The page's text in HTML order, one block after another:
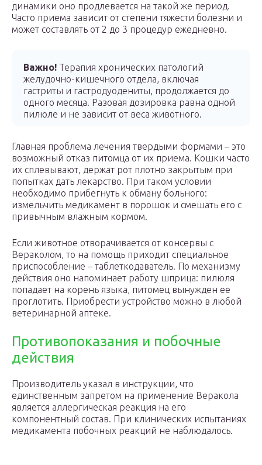
динамики оно продлевается на такой же период.
Часто приема зависит от степени тяжести болезни и
может составлять от 2 до 3 процедур ежедневно.
Важно! Терапия хронических патологий
желудочно-кишечного отдела, включая
гастриты и гастродуодениты, продолжается до
одного месяца. Разовая дозировка равна одной
пилюле и не зависит от веса животного.
Главная проблема лечения твердыми формами – это
возможный отказ питомца от их приема. Кошки часто
их сплевывают, держат рот плотно закрытым при
попытках дать лекарство. При таком условии
необходимо прибегнуть к обману больного:
измельчить медикамент в порошок и смешать его с
привычным влажным кормом.
Если животное отворачивается от консервы с
Вераколом, то на помощь приходит специальное
приспособление – таблеткодаватель. По механизму
действия оно напоминает работу шприца: пилюля
попадает на корень языка, питомец вынужден ее
проглотить. Приобрести устройство можно в любой
ветеринарной аптеке.
Противопоказания и побочные
действия
Производитель указал в инструкции, что
единственным запретом на применение Веракола
является аллергическая реакция на его
компонентный состав. При клинических испытаниях
медикамента побочных реакций не наблюдалось.